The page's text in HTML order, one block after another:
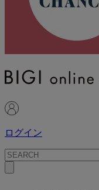
ログイン